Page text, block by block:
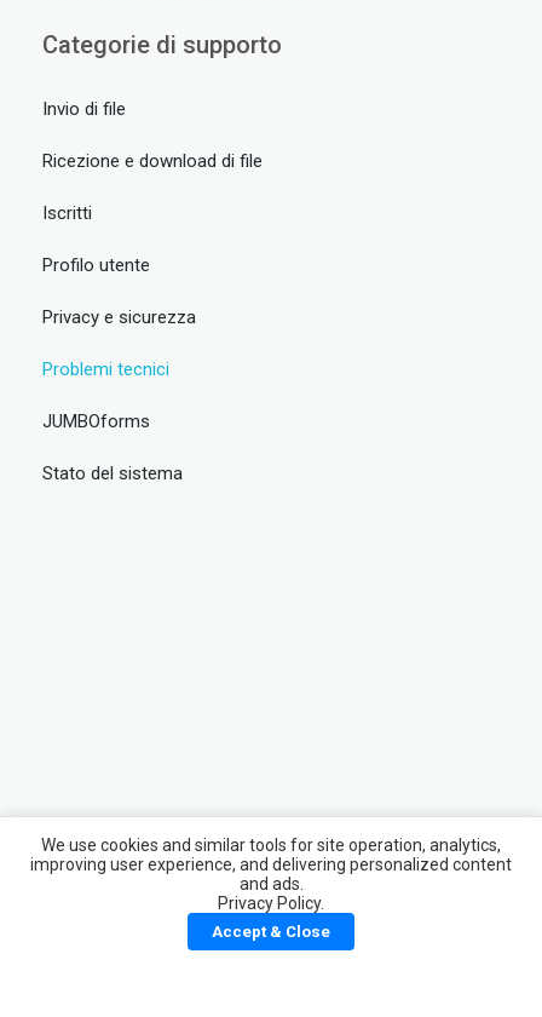
Categorie di supporto
Invio di file
Ricezione e download di file
Iscritti
Profilo utente
Privacy e sicurezza
Problemi tecnici
JUMBOforms
Stato del sistema
We use cookies and similar tools for site operation, analytics,
improving user experience, and delivering personalized content
and ads.
Privacy Policy.
Accept & Close